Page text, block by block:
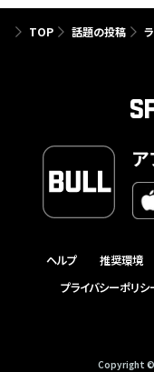
TOP 話題の投稿
ヘルプ 推奨環境
プライバシーポリシ
Copyright ©